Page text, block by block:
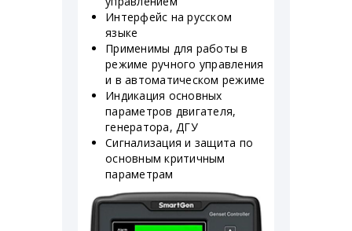
Интерфейс на русском
языке
Применимы для работы в
режиме ручного управления
и в автоматическом режиме
Индикация основных
параметров двигателя,
генератора, ДГУ
Сигнализация и защита по
основным критичным
параметрам